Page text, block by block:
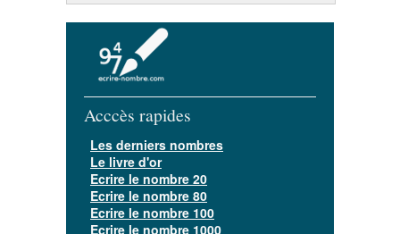
Acccès rapides
Les derniers nombres
Le livre d'or
Ecrire le nombre 20
Ecrire le nombre 80
Ecrire le nombre 100
Ecrire le nombre 1000